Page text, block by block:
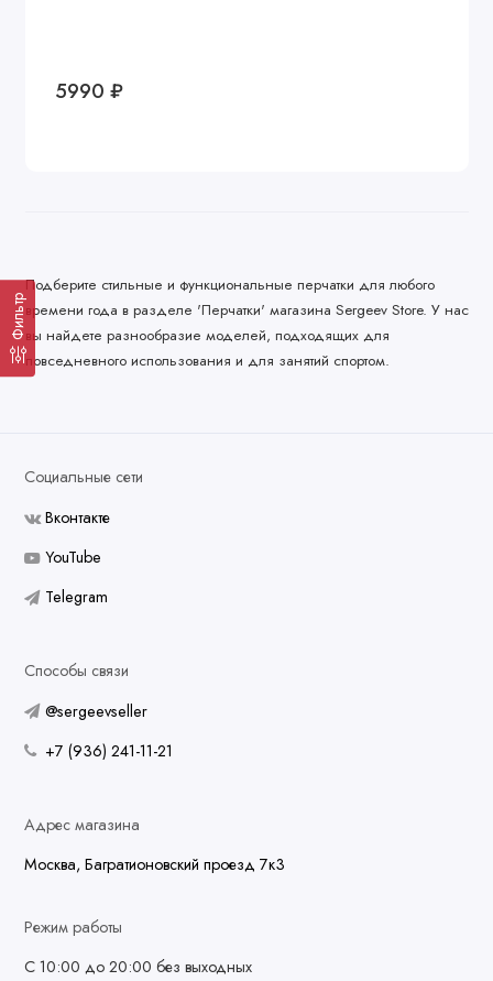
Фильтр
5990 ₽
Подберите стильные и функциональные перчатки для любого
времени года в разделе 'Перчатки' магазина Sergeev Store. У нас
вы найдете разнообразие моделей, подходящих для
повседневного использования и для занятий спортом.
Социальные сети
Вконтакте
YouTube
Telegram
Способы связи
@sergeevseller
+7 (936) 241-11-21
Адрес магазина
Москва, Багратионовский проезд 7к3
Режим работы
С 10:00 до 20:00 без выходных